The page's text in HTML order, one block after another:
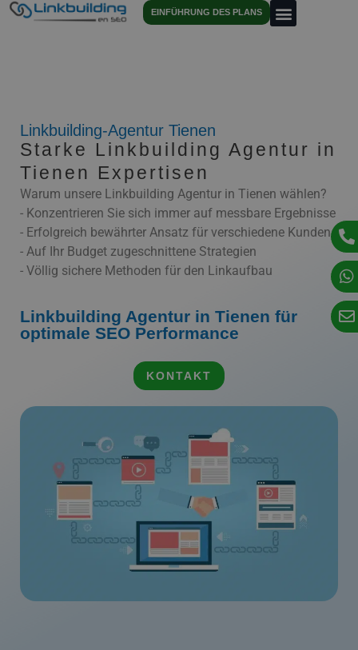
EINFÜHRUNG DES PLANS
Linkbuilding-Agentur Tienen
Starke Linkbuilding Agentur in
Tienen Expertisen
Warum unsere Linkbuilding Agentur in Tienen wählen?
- Konzentrieren Sie sich immer auf messbare Ergebnisse
- Erfolgreich bewährter Ansatz für verschiedene Kunden
- Auf Ihr Budget zugeschnittene Strategien
- Völlig sichere Methoden für den Linkaufbau
Linkbuilding Agentur in Tienen für
optimale SEO Performance
KONTAKT